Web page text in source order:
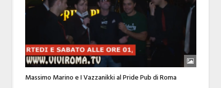
Massimo Marino e I Vazzanikki al Pride Pub di Roma